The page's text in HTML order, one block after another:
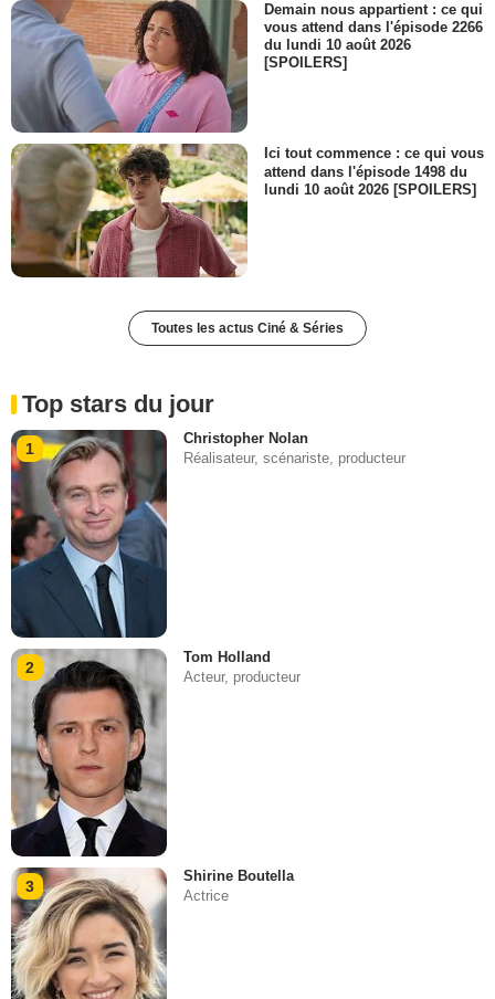
Demain nous appartient : ce qui
vous attend dans l'épisode 2266
du lundi 10 août 2026
[SPOILERS]
Ici tout commence : ce qui vous
attend dans l'épisode 1498 du
lundi 10 août 2026 [SPOILERS]
Toutes les actus Ciné & Séries
Top stars du jour
1
Christopher Nolan
Réalisateur, scénariste, producteur
2
Tom Holland
Acteur, producteur
3
Shirine Boutella
Actrice